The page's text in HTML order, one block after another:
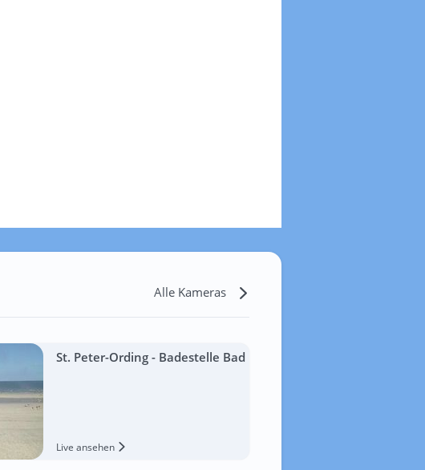
Alle Kameras
St. Peter-Ording - Badestelle Bad
Live ansehen